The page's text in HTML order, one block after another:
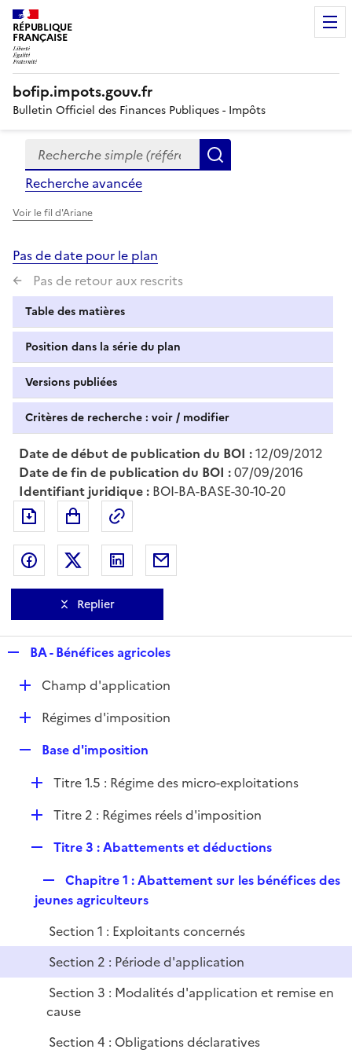
RÉPUBLIQUE
FRANÇAISE
bofip.impots.gouv.fr
Bulletin Officiel des Finances Publiques - Impôts
Formulaire
de
recherche
Recherche simple (références, mots clés, partie du
Recherche avancée
Voir le fil d'Ariane
Pas de date pour le plan
Pas de retour aux rescrits
Table des matières
Position dans la série du plan
Versions publiées
Critères de recherche : voir / modifier
Date de début de publication du BOI :12/09/2012
Date de fin de publication du BOI :07/09/2016
Identifiant juridique : BOI-BA-BASE-30-10-20
Exporter le document au format pdf
Partager sur Facebook
Partager sur Twitter
Partager sur LinkedIn
Replier
p
l
i
e
BA - Bénéfices agricoles
D
e
Champ d'application
D
l
i
e
Régimes d'imposition
p
l
i
e
Base d'imposition
D
e
r
Titre 1.5 : Régime des micro-exploitations
D
e
r
Titre 2 : Régimes réels d'imposition
p
l
e
r
Titre 3 : Abattements et déductions
e
l
e
r
Chapitre 1 : Abattement sur les bénéfices des
jeunes agriculteurs
Section 1 : Exploitants concernés
Section 2 : Période d'application
Section 3 : Modalités d'application et remise en
cause
Section 4 : Obligations déclaratives